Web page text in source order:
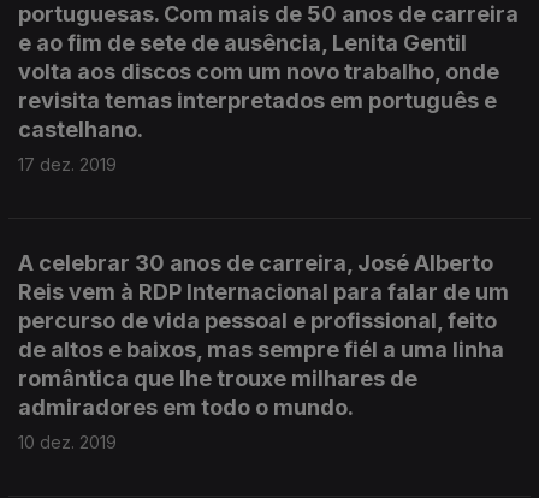
portuguesas. Com mais de 50 anos de carreira
e ao fim de sete de ausência, Lenita Gentil
volta aos discos com um novo trabalho, onde
revisita temas interpretados em português e
castelhano.
17 dez. 2019
A celebrar 30 anos de carreira, José Alberto
Reis vem à RDP Internacional para falar de um
percurso de vida pessoal e profissional, feito
de altos e baixos, mas sempre fiél a uma linha
romântica que lhe trouxe milhares de
admiradores em todo o mundo.
10 dez. 2019